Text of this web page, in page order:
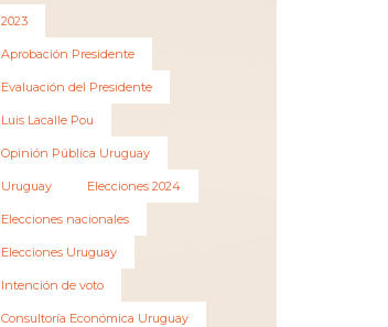
2023
Aprobación Presidente
Evaluación del Presidente
Luis Lacalle Pou
Opinión Pública Uruguay
Uruguay Elecciones 2024
Elecciones nacionales
Elecciones Uruguay
Intención de voto
Consultoría Económica Uruguay